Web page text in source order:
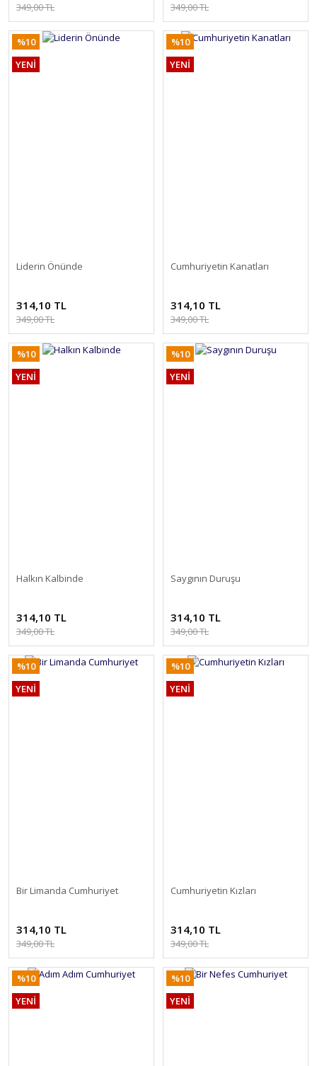
349,00 TL 349,00 TL
%10
YENİ
Liderin Önünde
314,10 TL
349,00 TL
%10
YENİ
Cumhuriyetin Kanatları
314,10 TL
349,00 TL
%10
YENİ
Halkın Kalbinde
314,10 TL
349,00 TL
%10
YENİ
Saygının Duruşu
314,10 TL
349,00 TL
%10
YENİ
Bir Limanda Cumhuriyet
314,10 TL
349,00 TL
%10
YENİ
Cumhuriyetin Kızları
314,10 TL
349,00 TL
%10
YENİ
%10
YENİ